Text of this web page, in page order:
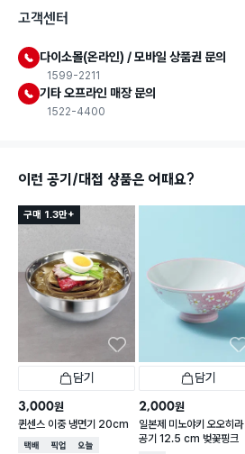
고객센터
다이소몰(온라인) / 모바일 상품권 문의
1599-2211
기타 오프라인 매장 문의
1522-4400
이런 공기/대접 상품은 어때요?
구매 1.3만+
담기
3,000원
퀸센스 이중 냉면기 20cm
택배배송매장픽업오늘배송
담기
2,000원
일본제 미노야키 오오히라
공기 12.5 cm 벚꽃핑크